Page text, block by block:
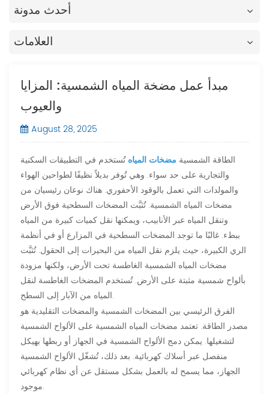
أحدث مدونة
العلامات
مبدأ عمل مضخة المياه الشمسية: المزايا
والعيوب
August 28, 2025
الطاقة الشمسية مضخات المياه تُستخدم في التطبيقات السكنية
والتجارية على حد سواء. وهي تُوفر بديلاً نظيفًا لطواحين الهواء
والمولدات التي تعمل بالوقود الأحفوري. هناك نوعان رئيسيان من
مضخات المياه الشمسية. تُثبَّت المضخات السطحية فوق الأرض
وتنقل المياه عبر الأنابيب، ويمكنها نقل كميات كبيرة من المياه
ببطء. غالبًا ما توجد المضخات السطحية في المزارع أو في أنظمة
الري الكبيرة، حيث يلزم نقل المياه من البحيرات إلى الحقول. تُثبَّت
مضخات المياه الشمسية الغاطسة تحت الأرض، ولكنها مزودة
بألواح شمسية مثبتة على الأرض. تُستخدم المضخات الغاطسة لنقل
المياه من الآبار إلى السطح.
الفرق الرئيسي بين المضخات الشمسية والمضخات التقليدية هو
مصدر الطاقة. تعتمد مضخات المياه الشمسية على الألواح الشمسية
لتشغيلها. يمكن دمج الألواح الشمسية في الجهاز أو ربطها بهيكل
منفصل عبر أسلاك كهربائية. بعد ذلك، تُشغّل الألواح الشمسية
الجهاز، مما يسمح له بالعمل بشكل مستقل عن أي نظام كهربائي
موجود.